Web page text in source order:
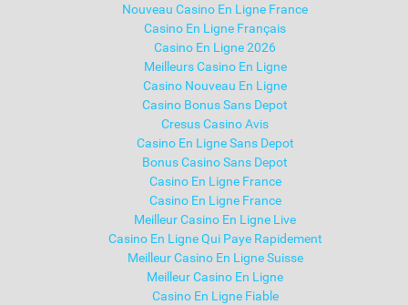
Nouveau Casino En Ligne France
Casino En Ligne Français
Casino En Ligne 2026
Meilleurs Casino En Ligne
Casino Nouveau En Ligne
Casino Bonus Sans Depot
Cresus Casino Avis
Casino En Ligne Sans Depot
Bonus Casino Sans Depot
Casino En Ligne France
Casino En Ligne France
Meilleur Casino En Ligne Live
Casino En Ligne Qui Paye Rapidement
Meilleur Casino En Ligne Suisse
Meilleur Casino En Ligne
Casino En Ligne Fiable